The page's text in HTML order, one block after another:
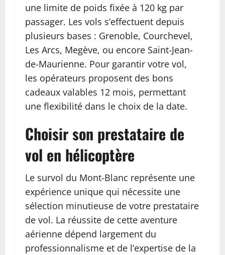
une limite de poids fixée à 120 kg par
passager. Les vols s’effectuent depuis
plusieurs bases : Grenoble, Courchevel,
Les Arcs, Megève, ou encore Saint-Jean-
de-Maurienne. Pour garantir votre vol,
les opérateurs proposent des bons
cadeaux valables 12 mois, permettant
une flexibilité dans le choix de la date.
Choisir son prestataire de
vol en hélicoptère
Le survol du Mont-Blanc représente une
expérience unique qui nécessite une
sélection minutieuse de votre prestataire
de vol. La réussite de cette aventure
aérienne dépend largement du
professionnalisme et de l’expertise de la